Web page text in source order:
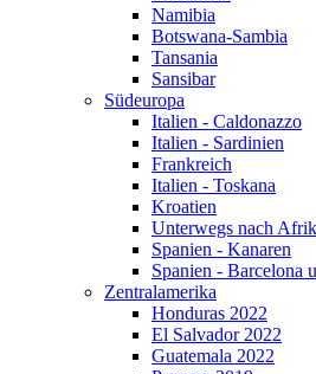
Namibia
Botswana-Sambia
Tansania
Sansibar
Südeuropa
Italien - Caldonazzo
Italien - Sardinien
Frankreich
Italien - Toskana
Kroatien
Unterwegs nach
Spanien - Kanaren
Spanien - Barcelona
Zentralamerika
Honduras 2022
El Salvador 2022
Guatemala 2022